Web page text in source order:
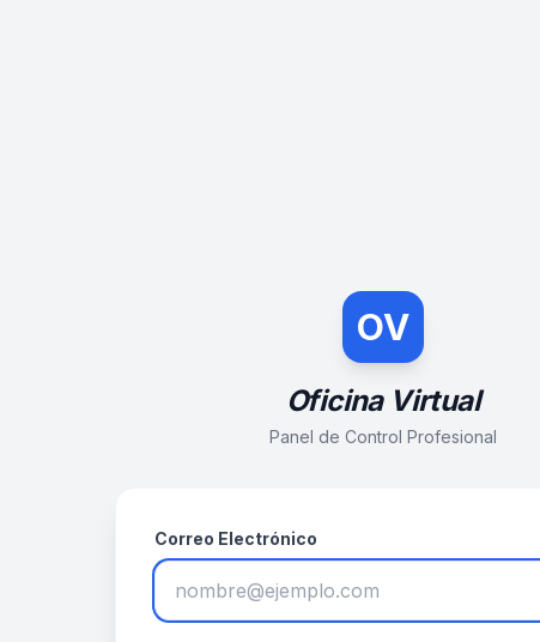
OV
Oficina Virtual
Panel de Control Profesional
Correo Electrónico